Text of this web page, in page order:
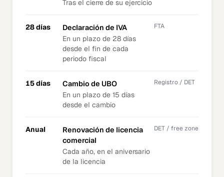
Tras el cierre de su ejercicio
28 días Declaración de IVA
En un plazo de 28 días
desde el fin de cada
periodo fiscal
FTA
15 días Cambio de UBO
En un plazo de 15 días
desde el cambio
Registro / DET
Anual
Renovación de licencia
comercial
Cada año, en el aniversario
de la licencia
DET / free zone